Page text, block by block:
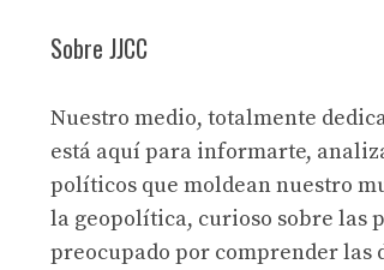
Sobre JJCC
Nuestro medio, totalmente
está aquí para informarte,
políticos que moldean nuestro
la geopolítica, curioso sobre las
preocupado por comprender las